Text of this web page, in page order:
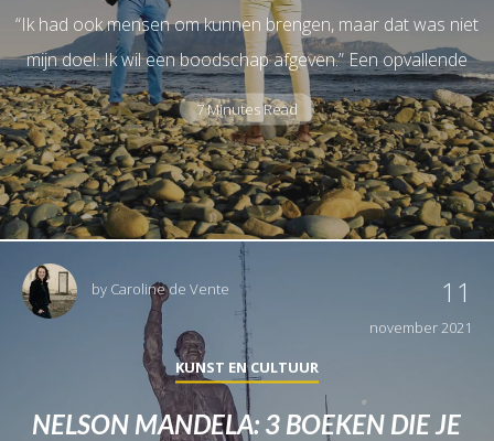
“Ik had ook mensen om kunnen brengen, maar dat was niet
mijn doel. Ik wil een boodschap afgeven.” Een opvallende
7 Minutes Read
by Caroline de Vente 11
november 2021
KUNST EN CULTUUR
NELSON MANDELA: 3 BOEKEN DIE JE